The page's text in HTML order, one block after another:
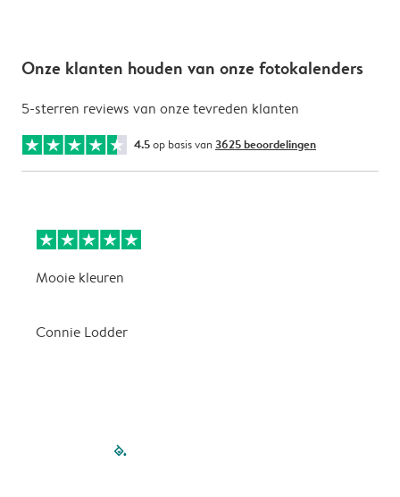
Onze klanten houden van onze fotokalenders
5-sterren reviews van onze tevreden klanten
4.5op basis van 3625 beoordelingen
Mooie kleuren
Connie Lodder
filled-pagination